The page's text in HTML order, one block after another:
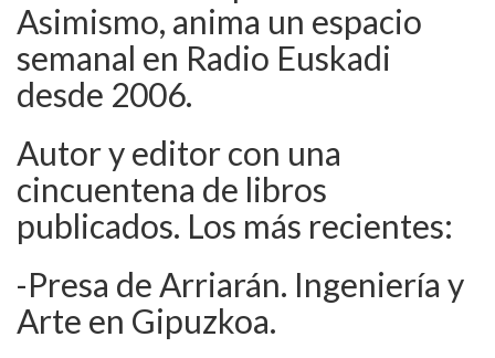
Asimismo, anima un espacio
semanal en Radio Euskadi
desde 2006.
Autor y editor con una
cincuentena de libros
publicados. Los más recientes:
-Presa de Arriarán. Ingeniería y
Arte en Gipuzkoa.